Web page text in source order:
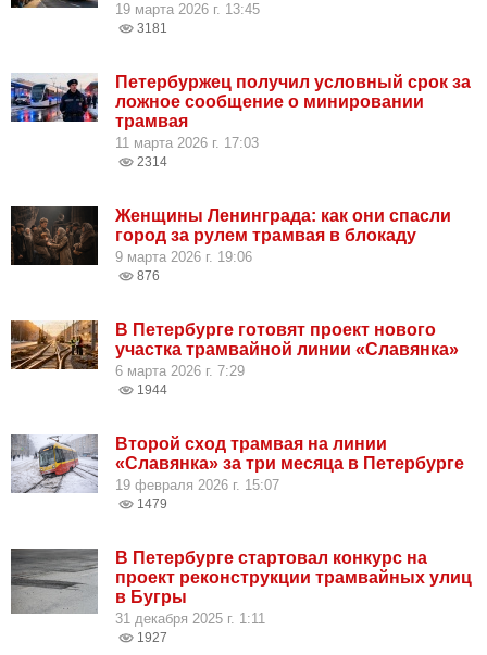
19 марта 2026 г. 13:45
3181
Петербуржец получил условный срок за
ложное сообщение о минировании
трамвая
11 марта 2026 г. 17:03
2314
Женщины Ленинграда: как они спасли
город за рулем трамвая в блокаду
9 марта 2026 г. 19:06
876
В Петербурге готовят проект нового
участка трамвайной линии «Славянка»
6 марта 2026 г. 7:29
1944
Второй сход трамвая на линии
«Славянка» за три месяца в Петербурге
19 февраля 2026 г. 15:07
1479
В Петербурге стартовал конкурс на
проект реконструкции трамвайных улиц
в Бугры
31 декабря 2025 г. 1:11
1927